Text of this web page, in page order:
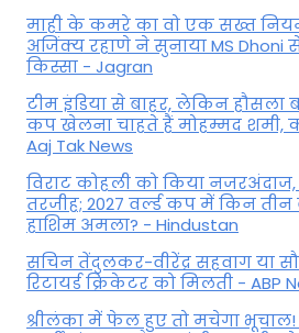
माही के कमरे का वो एक सख्त
अजिंक्‍य रहाणे ने सुनाया MS Dhoni
किस्सा - Jagran
टीम इंडिया से बाहर, लेकिन हौसला
कप खेलना चाहते हैं मोहम्मद शमी,
Aaj Tak News
विराट कोहली को किया नजरअंदाज,
तरजीह; 2027 वर्ल्ड कप में किन
हाशिम अमला? - Hindustan
सचिन तेंदुलकर-वीरेंद्र सहवाग या
रिटायर्ड क्रिकेटर को मिलती - ABP
श्रीलंका में फेल हुए तो मचेगा